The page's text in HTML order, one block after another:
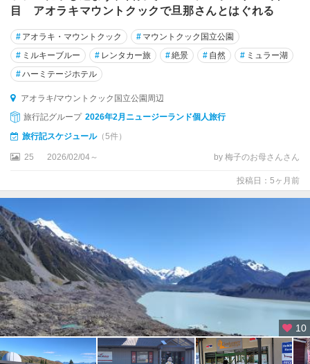
辺
イ
ン
バ
ー
カ
ギ
ル
ス
ト
コ
ー
ス
ト
ウ
エ
ス
ト
ラ
目 アオラキマウントクックで旦那さんとはぐれる
# アオラキ・マウントクック # マウントクック国立公園
# ミルキーブルー # レンタカー旅 #絶景 # 自然 # ミュラー湖
#ハーミテージホテル
アオラキ/マウントクック国立公園周辺
旅行記グループ 2026年2月ニュージーランド個人旅行
旅行記スケジュール（5件）
25 2026/02/04～ by 梅子のお母さんさん
投稿日：5ヶ月前
10